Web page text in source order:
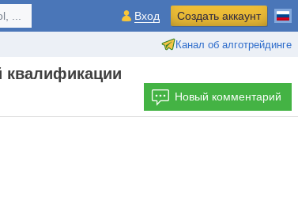
Канал об алготрейдинге
... Вход Создать аккаунт
квалификации
Новый комментарий